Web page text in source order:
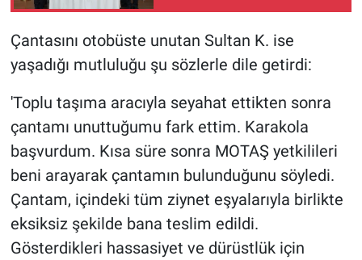
Çantasını otobüste unutan Sultan K. ise
yaşadığı mutluluğu şu sözlerle dile getirdi:
'Toplu taşıma aracıyla seyahat ettikten sonra
çantamı unuttuğumu fark ettim. Karakola
başvurdum. Kısa süre sonra MOTAŞ yetkilileri
beni arayarak çantamın bulunduğunu söyledi.
Çantam, içindeki tüm ziynet eşyalarıyla birlikte
eksiksiz şekilde bana teslim edildi.
Gösterdikleri hassasiyet ve dürüstlük için